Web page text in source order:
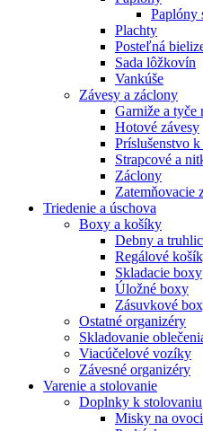
Paplóny
Plachty
Posteľná
Sada lôžkovín
Vankúše
Závesy a záclony
Garniže a tyče
Hotové závesy
Príslušenstvo
Strapcové a
Záclony
Zatemňovacie
Triedenie a úschova
Boxy a košíky
Debny a
Regálové
Skladacie boxy
Úložné boxy
Zásuvkové
Ostatné organizéry
Skladovanie
Viacúčelové vozíky
Závesné organizéry
Varenie a stolovanie
Doplnky k stolovaniu
Misky na